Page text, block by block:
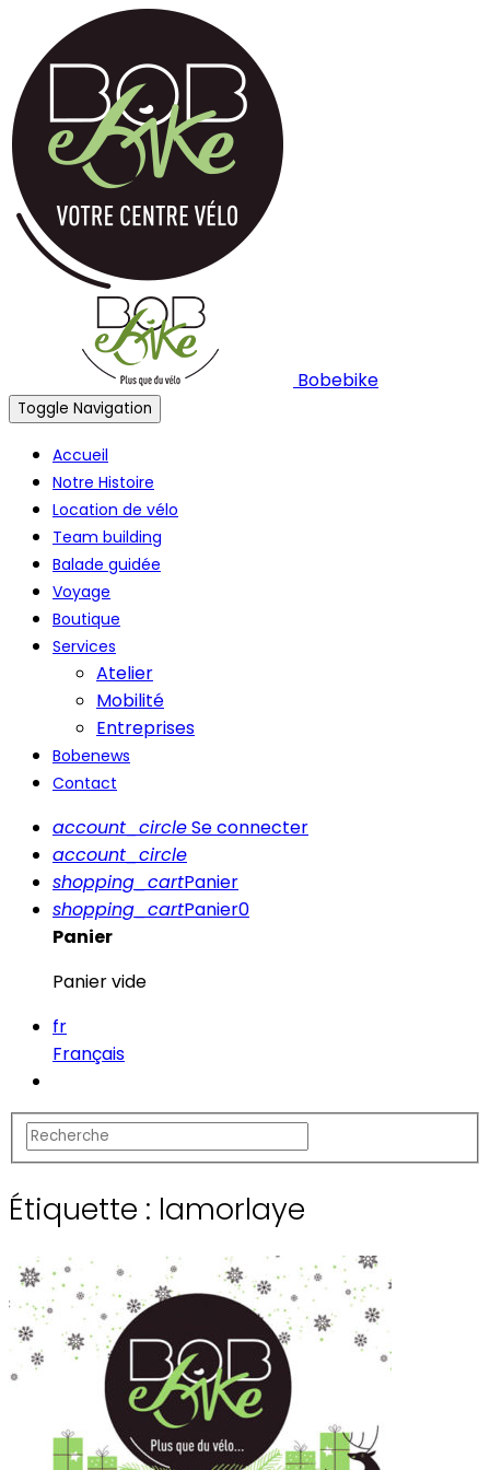
Bobebike
Toggle Navigation
Accueil
Notre Histoire
Location de vélo
Team building
Balade guidée
Voyage
Boutique
Services
Atelier
Mobilité
Entreprises
Bobenews
Contact
account_circleSe connecter
account_circle
shopping_cartPanier
shopping_cartPanier0
Panier
Panier vide
fr
Français
Étiquette : lamorlaye